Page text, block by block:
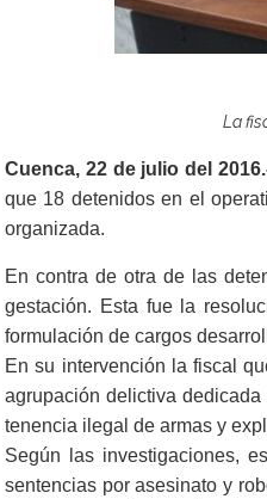
La
Cuenca, 22 de julio del
que 18 detenidos en el
organizada.
En contra de otra de las
gestación. Esta fue la
formulación de cargos
En su intervención la fiscal
agrupación delictiva
tenencia ilegal de armas y
Según las investigaciones,
sentencias por asesinato y